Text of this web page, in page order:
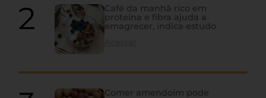
Café da manhã rico em
proteína e fibra ajuda a
emagrecer, indica estudo
Comer amendoim pode